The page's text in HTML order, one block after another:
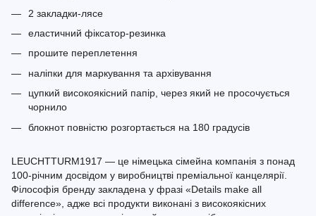
2 закладки-лясе
еластичний фіксатор-резинка
прошите переплетення
наліпки для маркування та архівування
цупкий високоякісний папір, через який не просочується
чорнило
блокнот повністю розгортається на 180 градусів
LEUCHTTURM1917 — це німецька сімейна компанія з понад
100-річним досвідом у виробництві преміальної канцелярії.
Філософія бренду закладена у фразі «Details make all
difference», адже всі продукти виконані з високоякісних